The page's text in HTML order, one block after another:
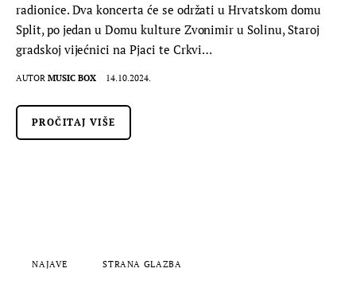
radionice. Dva koncerta će se održati u Hrvatskom domu
Split, po jedan u Domu kulture Zvonimir u Solinu, Staroj
gradskoj vijećnici na Pjaci te Crkvi…
AUTOR MUSIC BOX 14.10.2024.
PROČITAJ VIŠE
NAJAVE STRANA GLAZBA